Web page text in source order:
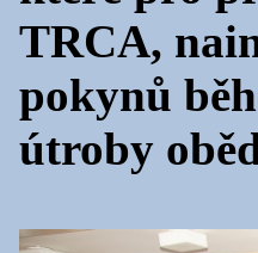
TRCA,
pokynů
útroby